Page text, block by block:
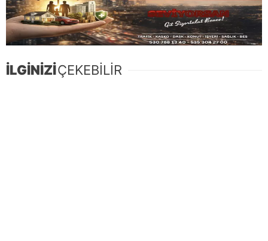
İLGİNİZİÇEKEBİLİR